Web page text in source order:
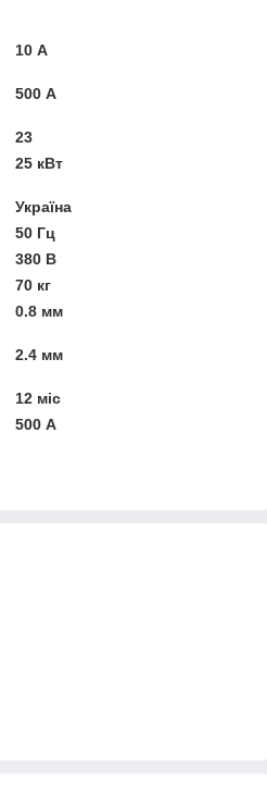
10 А
500 А
23
25 кВт
Україна
50 Гц
380 В
70 кг
0.8 мм
2.4 мм
12 міс
500 А